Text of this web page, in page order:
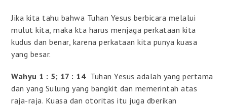
Jika kita tahu bahwa Tuhan Yesus berbicara melalui
mulut kita, maka kta harus menjaga perkataan kita
kudus dan benar, karena perkataan kita punya kuasa
yang besar.
Wahyu 1 : 5; 17 : 14 Tuhan Yesus adalah yang pertama
dan yang Sulung yang bangkit dan memerintah atas
raja-raja. Kuasa dan otoritas itu juga dberikan